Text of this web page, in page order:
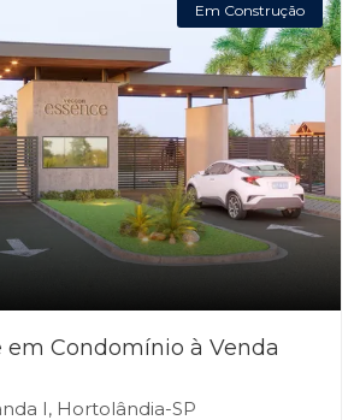
Em Construção
em Condomínio à Venda
I, Hortolândia-SP